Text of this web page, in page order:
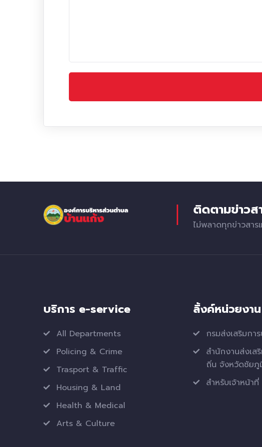
ติดตามข่าวส
ไม่พลาดทุกข่าวสาร
บริการ e-service
All Departments
Policing & Crime
Trasport & Traffic
Housing & Land
Health & Medical
Arts & Culture
ลิ้งค์หน่วยงาน
กรมส่งเสริมกา
สำนักงานส่งเส
ถิ่น จังหวัดชัยภู
สำหรับเจ้าหน้าที่